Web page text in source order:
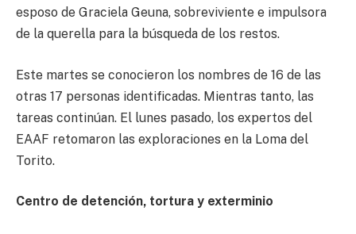
esposo de Graciela Geuna, sobreviviente e impulsora
de la querella para la búsqueda de los restos.
Este martes se conocieron los nombres de 16 de las
otras 17 personas identificadas. Mientras tanto, las
tareas continúan. El lunes pasado, los expertos del
EAAF retomaron las exploraciones en la Loma del
Torito.
Centro de detención, tortura y exterminio